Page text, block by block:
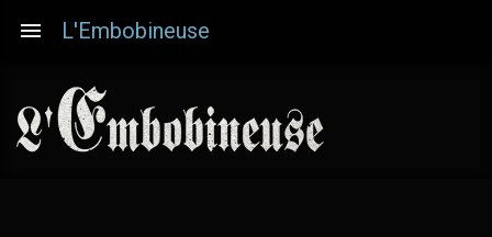
principal
L'Embobineuse